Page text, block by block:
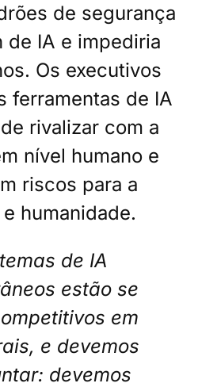
de segurança
de IA e impediria
Os executivos
ferramentas de IA
rivalizar com a
nível humano e
riscos para a
humanidade.
de IA
estão se
em
e devemos
devemos